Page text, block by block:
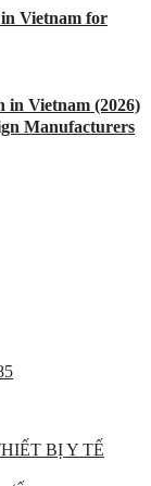
Vietnam for
in Vietnam (2026)
Manufacturers
BỊ Y TẾ